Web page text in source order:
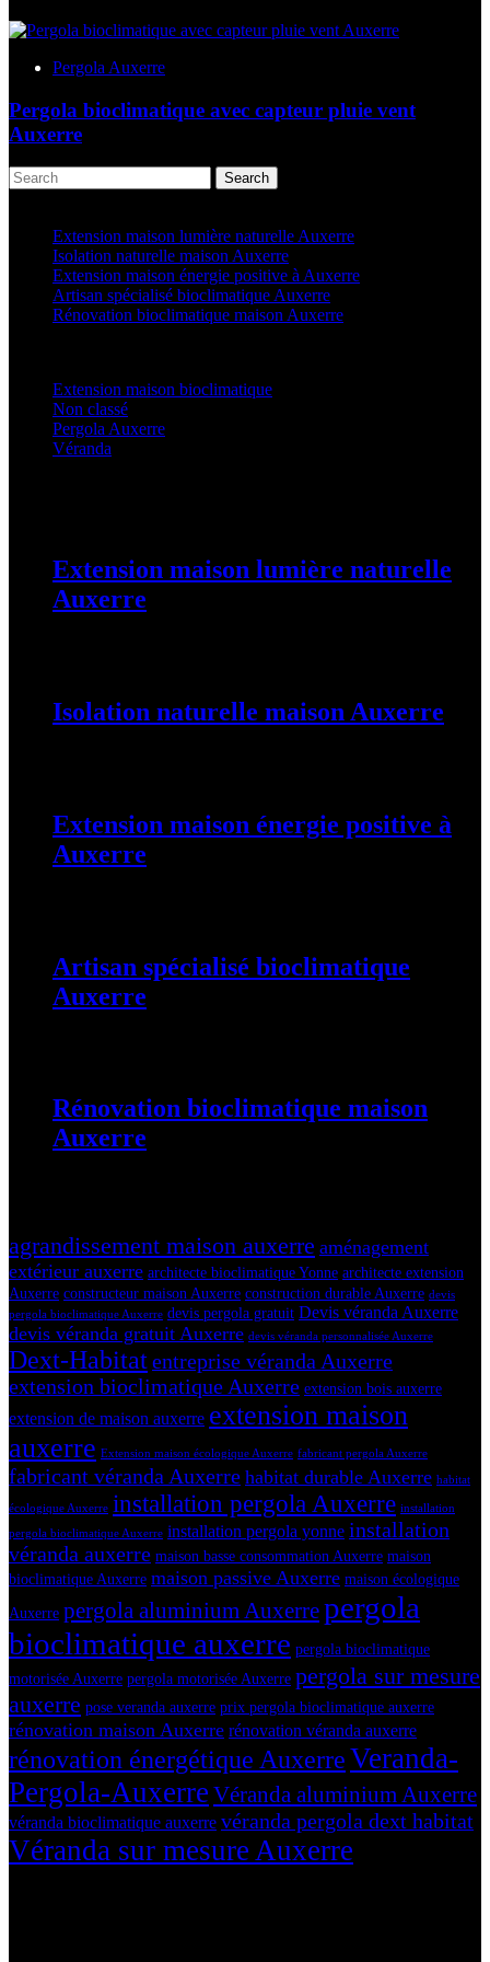
Pergola Auxerre
Pergola bioclimatique avec capteur pluie vent
Auxerre
Search
Extension maison lumière naturelle Auxerre
Isolation naturelle maison Auxerre
Extension maison énergie positive à Auxerre
Artisan spécialisé bioclimatique Auxerre
Rénovation bioclimatique maison Auxerre
Extension maison bioclimatique
Non classé
Pergola Auxerre
Véranda
Extension maison lumière naturelle
Auxerre
Isolation naturelle maison Auxerre
Extension maison énergie positive à
Auxerre
Artisan spécialisé bioclimatique
Auxerre
Rénovation bioclimatique maison
Auxerre
agrandissement maison auxerre aménagement
extérieur auxerre architecte bioclimatique Yonne architecte extension
Auxerre constructeur maison Auxerre construction durable Auxerre devis
pergola bioclimatique Auxerre devis pergola gratuit Devis véranda Auxerre
devis véranda gratuit Auxerre devis véranda personnalisée Auxerre
Dext-Habitatentreprise véranda Auxerre
extension bioclimatique Auxerre extension bois auxerre
extension de maison auxerre extension maison
auxerre Extension maison écologique Auxerre fabricant pergola Auxerre
fabricant véranda Auxerre habitat durable Auxerre habitat
écologique Auxerre installation pergola Auxerre installation
pergola bioclimatique Auxerre installation pergola yonne installation
véranda auxerre maison basse consommation Auxerre maison
bioclimatique Auxerre maison passive Auxerre maison écologique
Auxerre pergola aluminium Auxerrepergola
bioclimatique auxerre pergola bioclimatique
motorisée Auxerre pergola motorisée Auxerre pergola sur mesure
auxerre pose veranda auxerre prix pergola bioclimatique auxerre
rénovation maison Auxerre rénovation véranda auxerre
rénovation énergétique AuxerreVeranda-
Pergola-Auxerre Véranda aluminium Auxerre
véranda bioclimatique auxerre véranda pergola dext habitat
Véranda sur mesure Auxerre